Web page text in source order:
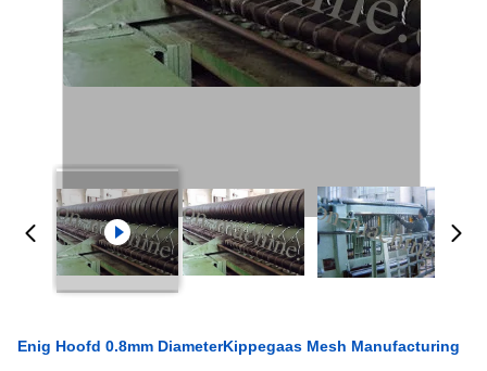
Enig Hoofd 0.8mm DiameterKippegaas Mesh Manufacturing